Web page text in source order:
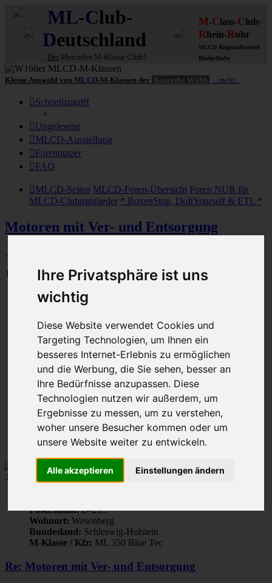
Ihre Privatsphäre ist uns
wichtig
Diese Website verwendet Cookies und
Targeting Technologien, um Ihnen ein
besseres Internet-Erlebnis zu ermöglichen
und die Werbung, die Sie sehen, besser an
Ihre Bedürfnisse anzupassen. Diese
Technologien nutzen wir außerdem, um
Ergebnisse zu messen, um zu verstehen,
woher unsere Besucher kommen oder um
unsere Website weiter zu entwickeln.
Alle akzeptieren Einstellungen ändern
ML-Club-
Deutschland
Der Mercedes M-Klasse Club!
M-Class-Club-
Rhein-Ruhr
MLCD Regionalbereich
Rhein/Ruhr
Kleine Auswahl von MLCD-M-Klassen der Baureihe W166 ...mehr...
Schnellzugriff
Ungelesene
MLCD-Ausstellung
Forennutzer
FAQ
MLCD-Seiten MLCD-Foren-Übersicht Foren NUR für
MLCD-Clubmitglieder * BoxenStop, DoItYourself & ETL *
Motoren mit Ver- und Entsorgung
...incl. Kraftstoff- und Abgasanlage!
1149 Beiträge
Seite
10
58
Gehe zu Seite:
Vorherige
…
10
11
12
58
Nächste
Jens172
Postleitzahl:D-23...
Wohnort: Wesenberg
Bundesland: Schleswig-Holstein
M-Klasse / Kfz: ML 350 Blue Tec
Re: Motoren mit Ver- und Entsorgung